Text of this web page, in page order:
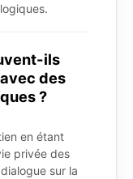
ils
des
?
en étant
privée des
sur la